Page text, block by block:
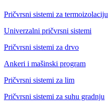
Pričvrsni sistemi za termoizolaciju
Univerzalni pričvrsni sistemi
Pričvrsni sistemi za drvo
Ankeri i mašinski program
Pričvrsni sistemi za lim
Pričvrsni sistemi za suhu gradnju